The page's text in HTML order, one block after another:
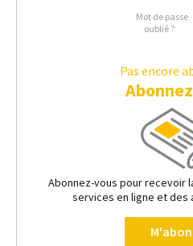
Mot de passe
oublié ?
Pas encore
Abonnez-vous pour recevoir
services en ligne et des